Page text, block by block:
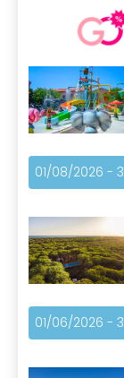
01/08/2026 -
01/06/2026 -